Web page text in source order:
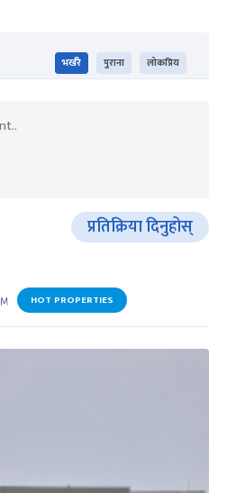
भर्खरै पुराना लोकप्रिय
प्रतिक्रिया दिनुहोस्
HOT PROPERTIES